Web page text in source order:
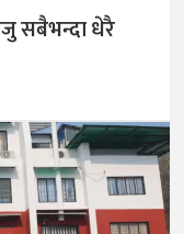
सबैभन्दा धेरै